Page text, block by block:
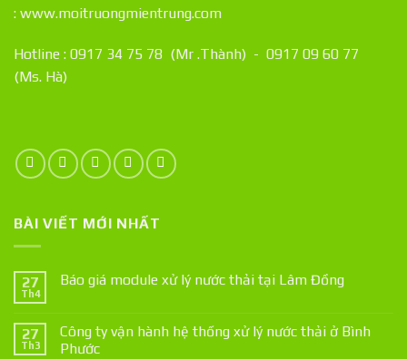
: www.moitruongmientrung.com
Hotline : 0917 34 75 78 (Mr .Thành) - 0917 09 60 77
(Ms. Hà)
BÀI VIẾT MỚI NHẤT
27
Th4
Báo giá module xử lý nước thải tại Lâm Đồng
27
Th3
Công ty vận hành hệ thống xử lý nước thải ở Bình
Phước